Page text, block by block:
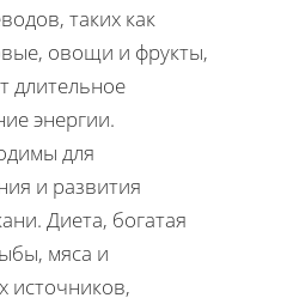
таких как
овощи и фрукты,
длительное
энергии.
для
и развития
Диета, богатая
мяса и
источников,